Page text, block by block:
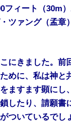
フィート（30m
ツァング（孟章
にきました。前
めに、私は神
ますます顕に
したり、請願
ついているでし